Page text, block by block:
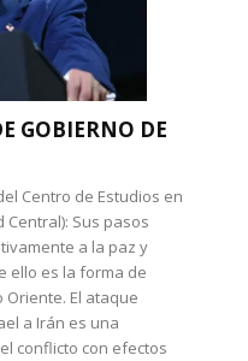
GOBIERNO DE
Centro de Estudios en
Sus pasos
a la paz y
ello es la forma de
El ataque
a Irán es una
conflicto con efectos